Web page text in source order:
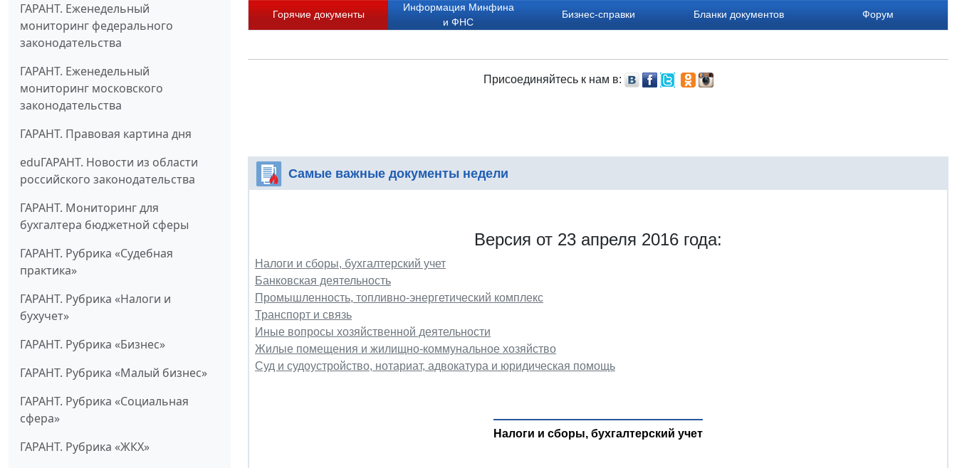
ГАРАНТ. Еженедельный
мониторинг федерального
законодательства
ГАРАНТ. Еженедельный
мониторинг московского
законодательства
ГАРАНТ. Правовая картина дня
eduГАРАНТ. Новости из области
российского законодательства
ГАРАНТ. Мониторинг для
бухгалтера бюджетной сферы
ГАРАНТ. Рубрика «Судебная
практика»
ГАРАНТ. Рубрика «Налоги и
бухучет»
ГАРАНТ. Рубрика «Бизнес»
ГАРАНТ. Рубрика «Малый бизнес»
ГАРАНТ. Рубрика «Социальная
сфера»
ГАРАНТ. Рубрика «ЖКХ»
Горячие документы
Информация Минфина
и ФНС
Бизнес-справки Бланки документов Форум
Присоединяйтесь к нам в:
Самые важные документы недели
Версия от 23 апреля 2016 года:
Налоги и сборы, бухгалтерский учет
Банковская деятельность
Промышленность, топливно-энергетический комплекс
Транспорт и связь
Иные вопросы хозяйственной деятельности
Жилые помещения и жилищно-коммунальное хозяйство
Суд и судоустройство, нотариат, адвокатура и юридическая помощь
Налоги и сборы, бухгалтерский учет